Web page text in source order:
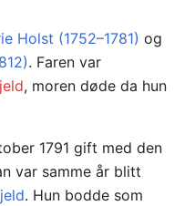
Holst (1752–1781) og
. Faren var
, moren døde da hun
1791 gift med den
var samme år blitt
. Hun bodde som